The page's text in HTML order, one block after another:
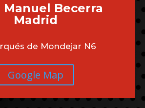
Manuel Becerra
Madrid
de Mondejar N6
Google Map